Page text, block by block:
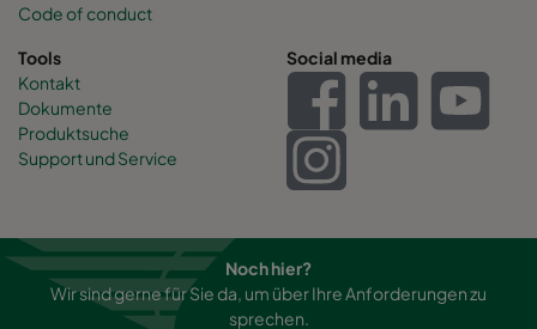
Code of conduct
Tools
Kontakt
Dokumente
Produktsuche
Support und Service
Social media
Noch hier?
Wir sind gerne für Sie da, um über Ihre Anforderungen zu
sprechen.